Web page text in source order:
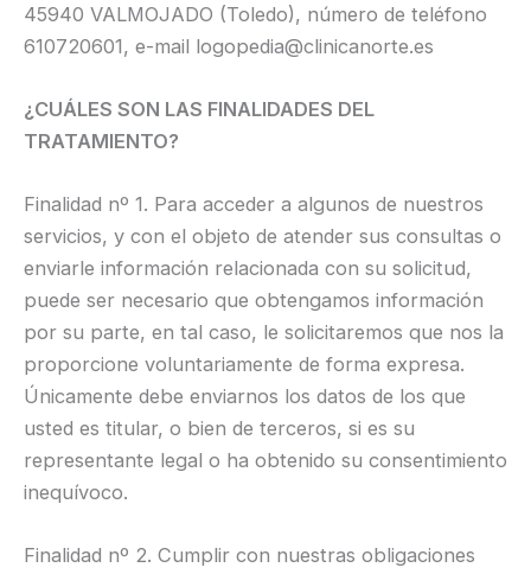
45940 VALMOJADO (Toledo), número de teléfono
610720601, e-mail logopedia@clinicanorte.es
¿CUÁLES SON LAS FINALIDADES DEL
TRATAMIENTO?
Finalidad nº 1. Para acceder a algunos de nuestros
servicios, y con el objeto de atender sus consultas o
enviarle información relacionada con su solicitud,
puede ser necesario que obtengamos información
por su parte, en tal caso, le solicitaremos que nos la
proporcione voluntariamente de forma expresa.
Únicamente debe enviarnos los datos de los que
usted es titular, o bien de terceros, si es su
representante legal o ha obtenido su consentimiento
inequívoco.
Finalidad nº 2. Cumplir con nuestras obligaciones